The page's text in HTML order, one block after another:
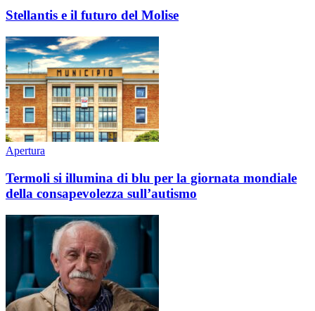
Stellantis e il futuro del Molise
Apertura
Termoli si illumina di blu per la giornata mondiale
della consapevolezza sull’autismo